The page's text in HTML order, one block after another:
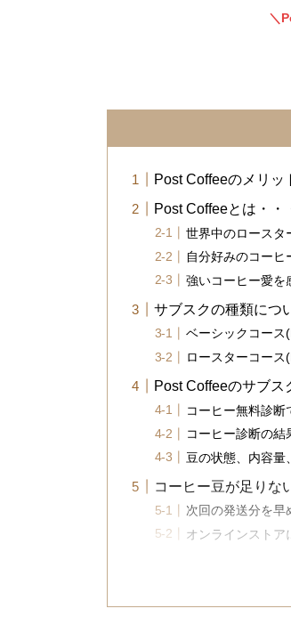
＼
Post Coffeeのメリッ
Post Coffeeとは・・
世界中のロースタ
自分好みのコーヒ
強いコーヒー愛を
サブスクの種類につ
ベーシックコース
ロースターコース
Post Coffeeのサブス
コーヒー無料診断
コーヒー診断の結
豆の状態、内容量
コーヒー豆が足りな
次回の発送分を早
オンラインストア